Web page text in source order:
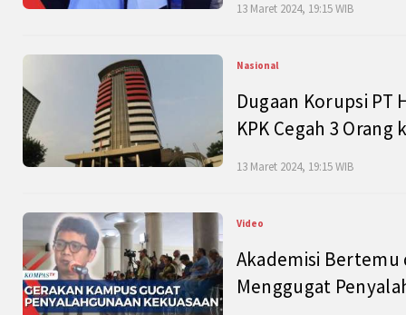
13 Maret 2024, 19:15 WIB
Nasional
Dugaan Korupsi PT
KPK Cegah 3 Orang
13 Maret 2024, 19:15 WIB
Video
Akademisi Bertemu
Menggugat